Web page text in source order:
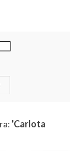
'Carlota